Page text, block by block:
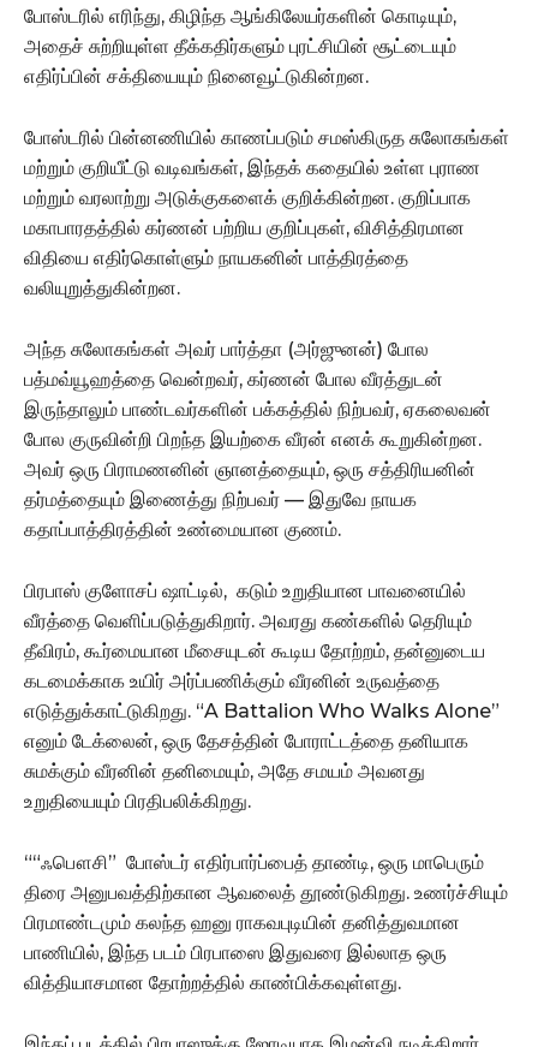
போஸ்டரில் எரிந்து, கிழிந்த ஆங்கிலேயர்களின் கொடியும்,
அதைச் சுற்றியுள்ள தீக்கதிர்களும் புரட்சியின் சூட்டையும்
எதிர்ப்பின் சக்தியையும் நினைவூட்டுகின்றன.
போஸ்டரில் பின்னணியில் காணப்படும் சமஸ்கிருத சுலோகங்கள்
மற்றும் குறியீட்டு வடிவங்கள், இந்தக் கதையில் உள்ள புராண
மற்றும் வரலாற்று அடுக்குகளைக் குறிக்கின்றன. குறிப்பாக
மகாபாரதத்தில் கர்ணன் பற்றிய குறிப்புகள், விசித்திரமான
விதியை எதிர்கொள்ளும் நாயகனின் பாத்திரத்தை
வலியுறுத்துகின்றன.
அந்த சுலோகங்கள் அவர் பார்த்தா (அர்ஜுனன்) போல
பத்மவ்யூஹத்தை வென்றவர், கர்ணன் போல வீரத்துடன்
இருந்தாலும் பாண்டவர்களின் பக்கத்தில் நிற்பவர், ஏகலைவன்
போல குருவின்றி பிறந்த இயற்கை வீரன் எனக் கூறுகின்றன.
அவர் ஒரு பிராமணனின் ஞானத்தையும், ஒரு சத்திரியனின்
தர்மத்தையும் இணைத்து நிற்பவர் — இதுவே நாயக
கதாப்பாத்திரத்தின் உண்மையான குணம்.
பிரபாஸ் குளோசப் ஷாட்டில், கடும் உறுதியான பாவனையில்
வீரத்தை வெளிப்படுத்துகிறார். அவரது கண்களில் தெரியும்
தீவிரம், கூர்மையான மீசையுடன் கூடிய தோற்றம், தன்னுடைய
கடமைக்காக உயிர் அர்ப்பணிக்கும் வீரனின் உருவத்தை
எடுத்துக்காட்டுகிறது. “A Battalion Who Walks Alone”
எனும் டேக்லைன், ஒரு தேசத்தின் போராட்டத்தை தனியாக
சுமக்கும் வீரனின் தனிமையும், அதே சமயம் அவனது
உறுதியையும் பிரதிபலிக்கிறது.
““ஃபௌசி” போஸ்டர் எதிர்பார்ப்பைத் தாண்டி, ஒரு மாபெரும்
திரை அனுபவத்திற்கான ஆவலைத் தூண்டுகிறது. உணர்ச்சியும்
பிரமாண்டமும் கலந்த ஹனு ராகவபுடியின் தனித்துவமான
பாணியில், இந்த படம் பிரபாஸை இதுவரை இல்லாத ஒரு
வித்தியாசமான தோற்றத்தில் காண்பிக்கவுள்ளது.